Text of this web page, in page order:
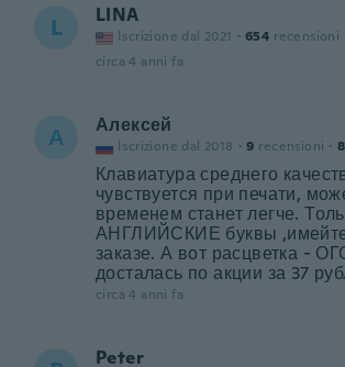
L LINA
Iscrizione dal 2021 · 654 recensioni
circa 4 anni fa
А Алексей
Iscrizione dal 2018 · 9 recensioni · 8
Клавиатура среднего
чувствуется при печати,
временем станет легче.
АНГЛИЙСКИЕ буквы
заказе. А вот расцветка -
досталась по акции за 37
circa 4 anni fa
Peter